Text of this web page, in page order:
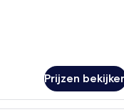
Prijzen